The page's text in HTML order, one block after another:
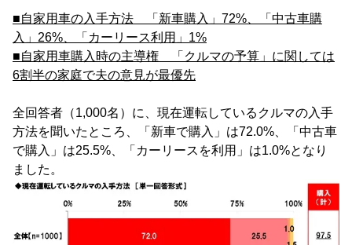
■自家用車の入手方法 「新車購入」72%、「中古車購
入」26%、「カーリース利用」1%
■自家用車購入時の主導権 「クルマの予算」に関しては
6割半の家庭で夫の意見が最優先
全回答者（1,000名）に、現在運転しているクルマの入手
方法を聞いたところ、「新車で購入」は72.0%、「中古車
で購入」は25.5%、「カーリースを利用」は1.0%となり
ました。